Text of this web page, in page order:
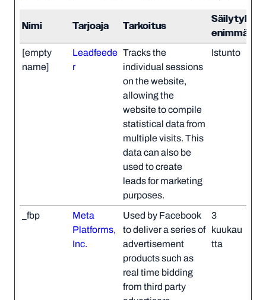
Nimi Tarjoaja Tarkoitus
Säilytyksen
[empty
name]
Leadfeede
r
Tracks the
individual sessions
on the website,
allowing the
website to compile
statistical data from
multiple visits. This
data can also be
used to create
leads for marketing
purposes.
Istunto
_fbp
Meta
Platforms,
Inc.
Used by Facebook
to deliver a series of
advertisement
products such as
real time bidding
from third party
3
kuukau
tta